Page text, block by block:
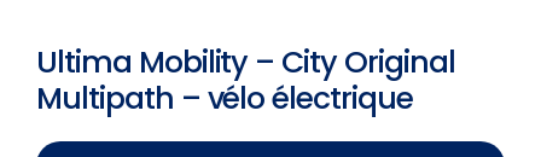
Ultima Mobility – City Original
Multipath – vélo électrique